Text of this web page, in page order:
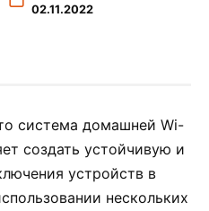
02.11.2022
система домашней Wi-
создать устойчивую и
устройств в
нескольких